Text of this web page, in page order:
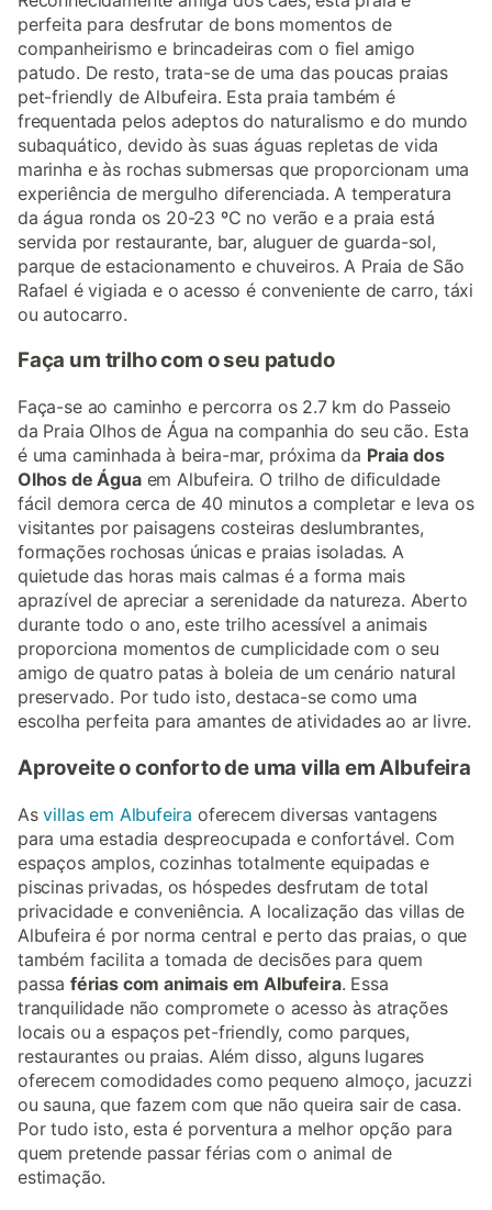
perfeita para desfrutar de bons momentos de
companheirismo e brincadeiras com o fiel amigo
patudo. De resto, trata-se de uma das poucas praias
pet-friendly de Albufeira. Esta praia também é
frequentada pelos adeptos do naturalismo e do mundo
subaquático, devido às suas águas repletas de vida
marinha e às rochas submersas que proporcionam uma
experiência de mergulho diferenciada. A temperatura
da água ronda os 20-23 ºC no verão e a praia está
servida por restaurante, bar, aluguer de guarda-sol,
parque de estacionamento e chuveiros. A Praia de São
Rafael é vigiada e o acesso é conveniente de carro, táxi
ou autocarro.
Faça um trilho com o seu patudo
Faça-se ao caminho e percorra os 2.7 km do Passeio
da Praia Olhos de Água na companhia do seu cão. Esta
é uma caminhada à beira-mar, próxima da Praia dos
Olhos de Águaem Albufeira. O trilho de dificuldade
fácil demora cerca de 40 minutos a completar e leva os
visitantes por paisagens costeiras deslumbrantes,
formações rochosas únicas e praias isoladas. A
quietude das horas mais calmas é a forma mais
aprazível de apreciar a serenidade da natureza. Aberto
durante todo o ano, este trilho acessível a animais
proporciona momentos de cumplicidade com o seu
amigo de quatro patas à boleia de um cenário natural
preservado. Por tudo isto, destaca-se como uma
escolha perfeita para amantes de atividades ao ar livre.
Aproveite o conforto de uma villa em Albufeira
Asvillas em Albufeira oferecem diversas vantagens
para uma estadia despreocupada e confortável. Com
espaços amplos, cozinhas totalmente equipadas e
piscinas privadas, os hóspedes desfrutam de total
privacidade e conveniência. A localização das villas de
Albufeira é por norma central e perto das praias, o que
também facilita a tomada de decisões para quem
passa férias com animais em Albufeira. Essa
tranquilidade não compromete o acesso às atrações
locais ou a espaços pet-friendly, como parques,
restaurantes ou praias. Além disso, alguns lugares
oferecem comodidades como pequeno almoço, jacuzzi
ou sauna, que fazem com que não queira sair de casa.
Por tudo isto, esta é porventura a melhor opção para
quem pretende passar férias com o animal de
estimação.